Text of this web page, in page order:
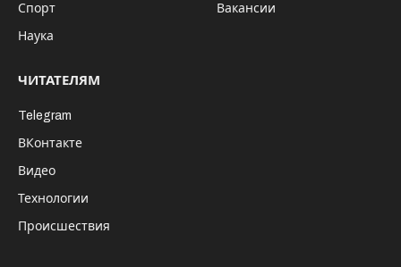
Спорт
Наука
Вакансии
ЧИТАТЕЛЯМ
Telegram
ВКонтакте
Видео
Технологии
Происшествия